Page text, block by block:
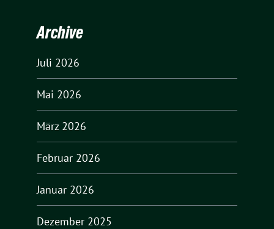
Archive
Juli 2026
Mai 2026
März 2026
Februar 2026
Januar 2026
Dezember 2025